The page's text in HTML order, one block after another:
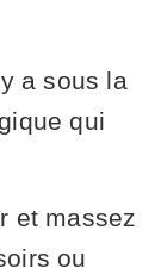
a sous la
qui
et massez
ou